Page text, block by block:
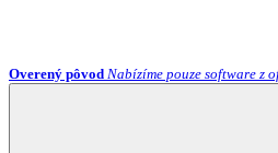
Overený pôvod Nabízíme pouze software z